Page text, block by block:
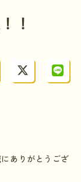
！
ありがとうござ